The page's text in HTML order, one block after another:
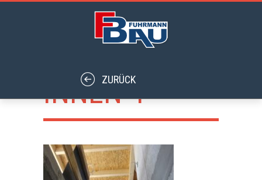
INNEN 4